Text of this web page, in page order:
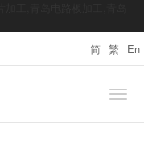
简 繁 En